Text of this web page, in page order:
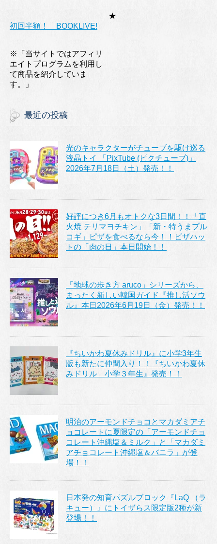
★
初回半額！ BOOKLIVE!
※「当サイトではアフィリ
エイトプログラムを利用し
て商品を紹介していま
す。」
最近の投稿
光のキャラクターがチューブを駆け巡る
液晶トイ 「PixTube (ピクチューブ)」
2026年7月18日（土）発売！！
好評につき6月もオトクな3日間！！「直
火焼 テリマヨチキン」「新・特うまプル
コギ」ピザを食べるなら今！！ピザハッ
トの「肉の日」本日開始！！
「地球の歩き方 aruco」シリーズから、
まったく新しい韓国ガイド『推し活ソウ
ル』本日2026年6月19日（金）発売！！
『ちいかわ夏休みドリル』に小学3年生
版も新たに仲間入り！！『ちいかわ夏休
みドリル 小学３年生』発売！！
明治のアーモンドチョコとマカダミアチ
ョコレートに夏限定の「アーモンドチョ
コレート沖縄塩＆ミルク」と「マカダミ
アチョコレート沖縄塩＆バニラ」が登
場！！
日本発の知育パズルブロック『LaQ （ラ
キュー）』にトイザらス限定版2種が新
登場！！